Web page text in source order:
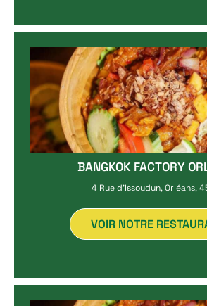
BANGKOK FACTORY
4 Rue d'Issoudun, Orléans,
VOIR NOTRE